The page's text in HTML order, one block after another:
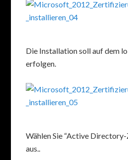
Die Installation soll auf dem
erfolgen.
Wählen Sie “Active
aus..